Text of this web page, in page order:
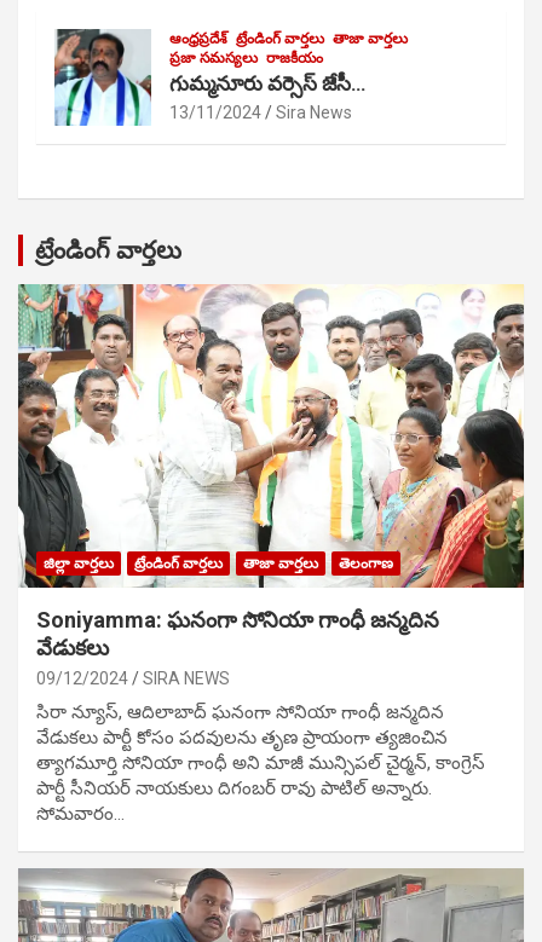
ఆంధ్రప్రదేశ్ ట్రేండింగ్ వార్తలు తాజా వార్తలు
ప్రజా సమస్యలు రాజకీయం
గుమ్మనూరు వర్సెస్ జేసీ…
13/11/2024 Sira News
ట్రేండింగ్ వార్తలు
జిల్లా వార్తలు ట్రేండింగ్ వార్తలు తాజా వార్తలు తెలంగాణ
Soniyamma: ఘ‌నంగా సోనియా గాంధీ జ‌న్మ‌దిన
వేడుక‌లు
09/12/2024 SIRA NEWS
సిరా న్యూస్, ఆదిలాబాద్ ఘ‌నంగా సోనియా గాంధీ జ‌న్మ‌దిన
వేడుక‌లు పార్టీ కోసం ప‌ద‌వుల‌ను తృణ ప్రాయంగా త్య‌జించిన
త్యాగమూర్తి సోనియా గాంధీ అని మాజీ మున్సిప‌ల్ చైర్మ‌న్, కాంగ్రెస్
పార్టీ సీనియ‌ర్ నాయ‌కులు దిగంబ‌ర్ రావు పాటిల్ అన్నారు.
సోమవారం…